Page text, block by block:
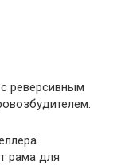
реверсивным
рама для